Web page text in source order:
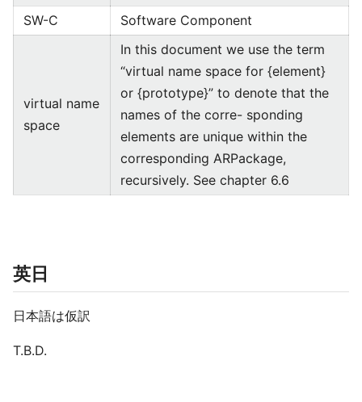
SW-C
Software Component
virtual name
space
In this document we use the term
“virtual name space for {element}
or {prototype}” to denote that the
names of the corre- sponding
elements are unique within the
corresponding ARPackage,
recursively. See chapter 6.6
英日
日本語は仮訳
T.B.D.